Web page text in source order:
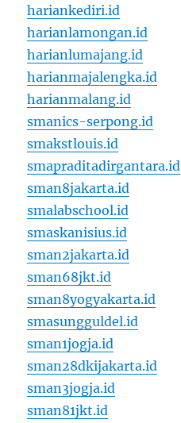
hariankediri.id
harianlamongan.id
harianlumajang.id
harianmajalengka.id
harianmalang.id
smanics-serpong.id
smakstlouis.id
smapraditadirgantara.id
sman8jakarta.id
smalabschool.id
smaskanisius.id
sman2jakarta.id
sman68jkt.id
sman8yogyakarta.id
smasungguldel.id
sman1jogja.id
sman28dkijakarta.id
sman3jogja.id
sman81jkt.id